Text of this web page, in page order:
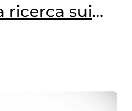
ricerca sui